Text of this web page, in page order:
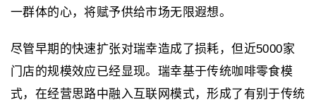
一群体的心，将赋予供给市场无限遐想。
尽管早期的快速扩张对瑞幸造成了损耗，但近5000家
门店的规模效应已经显现。瑞幸基于传统咖啡零食模
式，在经营思路中融入互联网模式，形成了有别于传统